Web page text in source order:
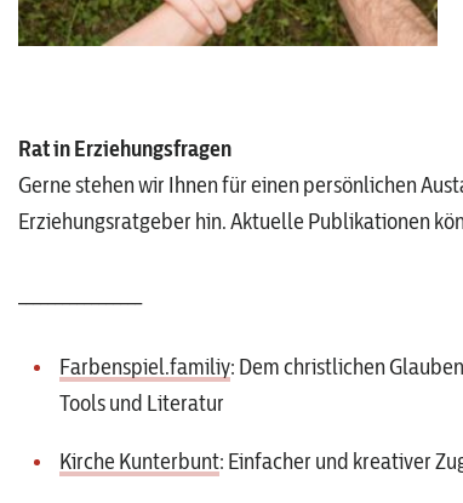
Rat in Erziehungsfragen
Gerne stehen wir Ihnen für einen persönlichen
Erziehungsratgeber hin. Aktuelle Publikationen
Farbenspiel.familiy: Dem christlichen
Tools und Literatur
Kirche Kunterbunt: Einfacher und kreativer